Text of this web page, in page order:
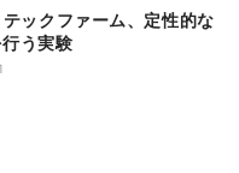
ックファーム、定性的な
う実験